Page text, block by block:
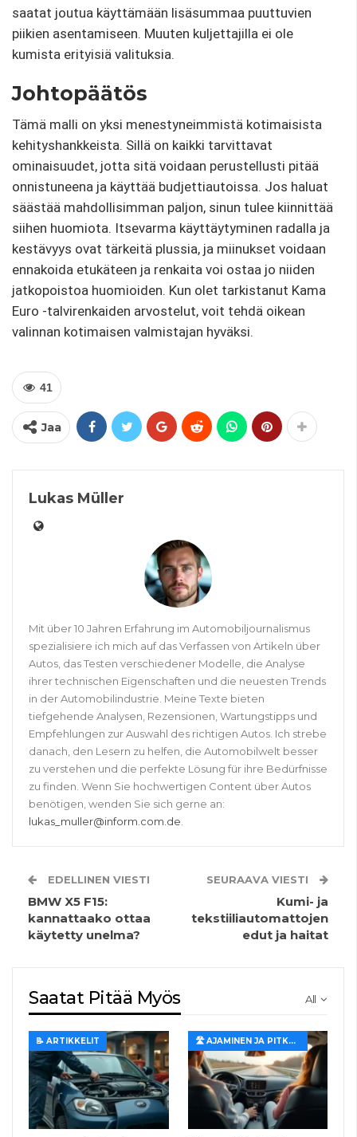
saatat joutua käyttämään lisäsummaa puuttuvien
piikien asentamiseen. Muuten kuljettajilla ei ole
kumista erityisiä valituksia.
Johtopäätös
Tämä malli on yksi menestyneimmistä kotimaisista
kehityshankkeista. Sillä on kaikki tarvittavat
ominaisuudet, jotta sitä voidaan perustellusti pitää
onnistuneena ja käyttää budjettiautoissa. Jos haluat
säästää mahdollisimman paljon, sinun tulee kiinnittää
siihen huomiota. Itsevarma käyttäytyminen radalla ja
kestävyys ovat tärkeitä plussia, ja miinukset voidaan
ennakoida etukäteen ja renkaita voi ostaa jo niiden
jatkopoistoa huomioiden. Kun olet tarkistanut Kama
Euro -talvirenkaiden arvostelut, voit tehdä oikean
valinnan kotimaisen valmistajan hyväksi.
41
Jaa
Lukas Müller
Mit über 10 Jahren Erfahrung im Automobiljournalismus
spezialisiere ich mich auf das Verfassen von Artikeln über
Autos, das Testen verschiedener Modelle, die Analyse
ihrer technischen Eigenschaften und die neuesten Trends
in der Automobilindustrie. Meine Texte bieten
tiefgehende Analysen, Rezensionen, Wartungstipps und
Empfehlungen zur Auswahl des richtigen Autos. Ich strebe
danach, den Lesern zu helfen, die Automobilwelt besser
zu verstehen und die perfekte Lösung für ihre Bedürfnisse
zu finden. Wenn Sie hochwertigen Content über Autos
benötigen, wenden Sie sich gerne an:
lukas_muller@inform.com.de.
EDELLINEN VIESTI
BMW X5 F15:
kannattaako ottaa
käytetty unelma?
SEURAAVA VIESTI
Kumi- ja
tekstiiliautomattojen
edut ja haitat
All
Saatat Pitää Myös
📝 ARTIKKELIT 🛣️ AJAMINEN JA PITKÄT MATKAT